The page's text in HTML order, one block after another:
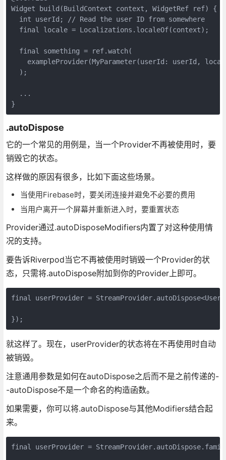
Widget build(BuildContext context, WidgetRef ref) {
  int userId; // Read the user ID from somewhere
  final locale = Localizations.localeOf(context);
  final something = ref.watch(
exampleProvider(MyParameter(userId: userId,
  );
  ...
}
.autoDispose
它的一个常见的用例是，当一个Provider不再被使用时，要
销毁它的状态。
这样做的原因有很多，比如下面这些场景。
当使用Firebase时，要关闭连接并避免不必要的费用
当用户离开一个屏幕并重新进入时，要重置状态
Provider通过.autoDisposeModifiers内置了对这种使用情
况的支持。
要告诉Riverpod当它不再被使用时销毁一个Provider的状
态，只需将.autoDispose附加到你的Provider上即可。
final userProvider =
});
就这样了。现在，userProvider的状态将在不再使用时自动
被销毁。
注意通用参数是如何在autoDispose之后而不是之前传递的-
-autoDispose不是一个命名的构造函数。
如果需要，你可以将.autoDispose与其他Modifiers结合起
来。
final userProvider =